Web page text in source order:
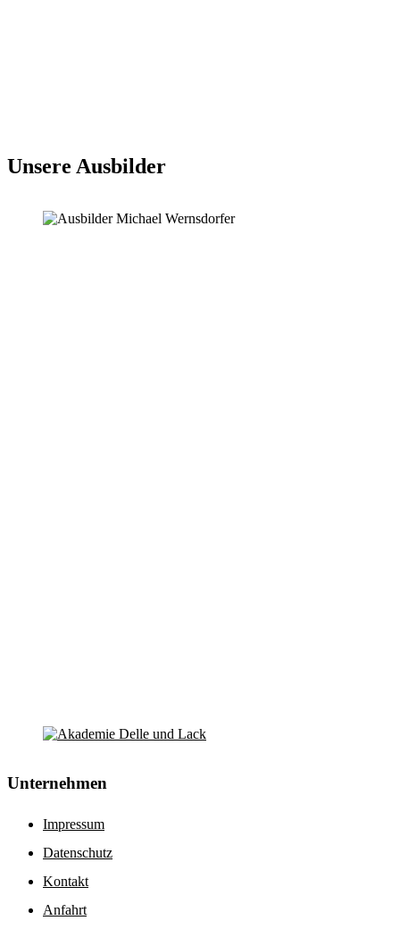
Unsere Ausbilder
Unternehmen
Impressum
Datenschutz
Kontakt
Anfahrt